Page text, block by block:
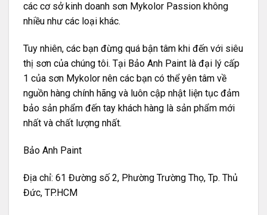
các cơ sở kinh doanh sơn Mykolor Passion không
nhiều như các loại khác.
Tuy nhiên, các bạn đừng quá bận tâm khi đến với siêu
thị sơn của chúng tôi. Tại Bảo Anh Paint là đại lý cấp
1 của sơn Mykolor nên các bạn có thể yên tâm về
nguồn hàng chính hãng và luôn cập nhật liện tục đảm
bảo sản phẩm đến tay khách hàng là sản phẩm mới
nhất và chất lượng nhất.
Bảo Anh Paint
Địa chỉ: 61 Đường số 2, Phường Trường Thọ, Tp. Thủ
Đức, TP.HCM